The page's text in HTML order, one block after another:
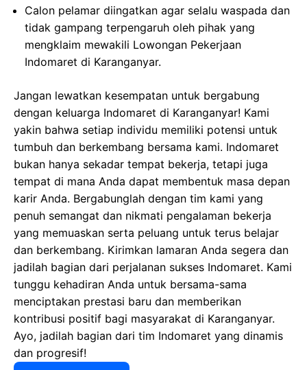
Calon pelamar diingatkan agar selalu waspada dan
tidak gampang terpengaruh oleh pihak yang
mengklaim mewakili Lowongan Pekerjaan
Indomaret di Karanganyar.
Jangan lewatkan kesempatan untuk bergabung
dengan keluarga Indomaret di Karanganyar! Kami
yakin bahwa setiap individu memiliki potensi untuk
tumbuh dan berkembang bersama kami. Indomaret
bukan hanya sekadar tempat bekerja, tetapi juga
tempat di mana Anda dapat membentuk masa depan
karir Anda. Bergabunglah dengan tim kami yang
penuh semangat dan nikmati pengalaman bekerja
yang memuaskan serta peluang untuk terus belajar
dan berkembang. Kirimkan lamaran Anda segera dan
jadilah bagian dari perjalanan sukses Indomaret. Kami
tunggu kehadiran Anda untuk bersama-sama
menciptakan prestasi baru dan memberikan
kontribusi positif bagi masyarakat di Karanganyar.
Ayo, jadilah bagian dari tim Indomaret yang dinamis
dan progresif!